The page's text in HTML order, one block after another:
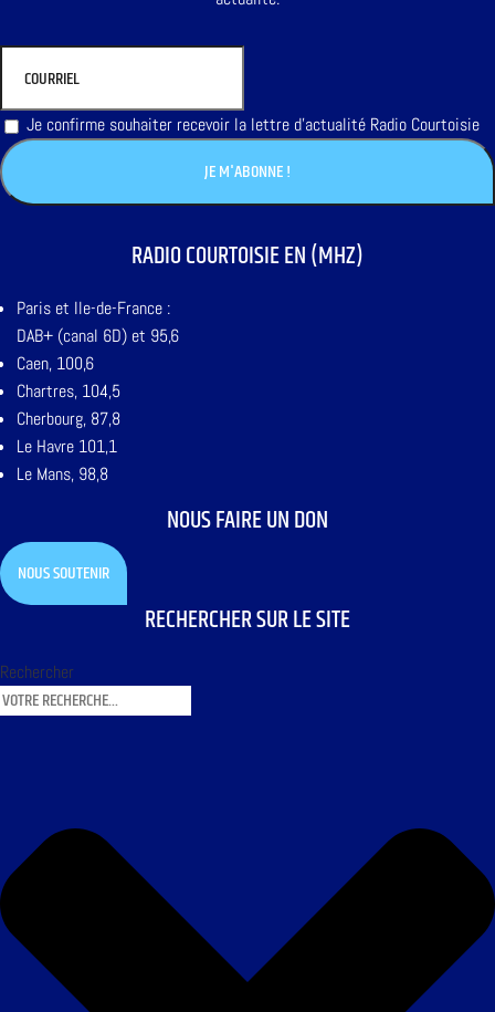
Je confirme souhaiter recevoir la lettre d'actualité Radio Courtoisie
RADIO COURTOISIE EN (MHZ)
Paris et Ile-de-France :
DAB+ (canal 6D) et 95,6
Caen, 100,6
Chartres, 104,5
Cherbourg, 87,8
Le Havre 101,1
Le Mans, 98,8
NOUS FAIRE UN DON
NOUS SOUTENIR
RECHERCHER SUR LE SITE
Rechercher